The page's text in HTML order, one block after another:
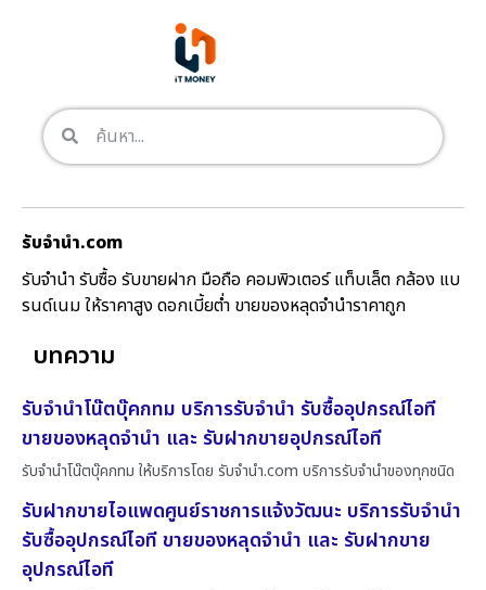
รับจํานํา.com
รับจำนำ รับซื้อ รับขายฝาก มือถือ คอมพิวเตอร์ แท็บเล็ต กล้อง แบ
รนด์เนม ให้ราคาสูง ดอกเบี้ยต่ำ ขายของหลุดจำนำราคาถูก
บทความ
รับจำนำโน๊ตบุ๊คกทม บริการรับจำนำ รับซื้ออุปกรณ์ไอที
ขายของหลุดจำนำ และ รับฝากขายอุปกรณ์ไอที
รับจำนำโน๊ตบุ๊คกทม ให้บริการโดย รับจํานํา.com บริการรับจำนำของทุกชนิด
รับฝากขายไอแพดศูนย์ราชการแจ้งวัฒนะ บริการรับจำนำ
รับซื้ออุปกรณ์ไอที ขายของหลุดจำนำ และ รับฝากขาย
อุปกรณ์ไอที